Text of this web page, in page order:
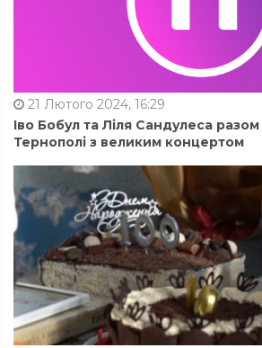
21 Лютого 2024, 16:29
Іво Бобул та Ліля Сандулеса
Тернополі з великим концертом